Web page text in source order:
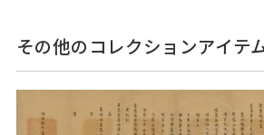
その他のコレクションアイテ